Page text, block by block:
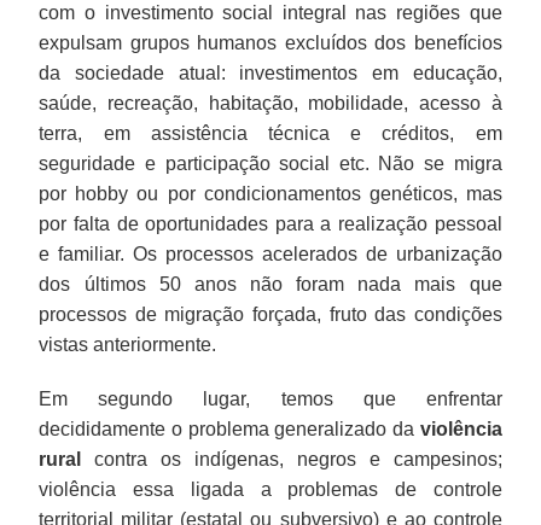
com o investimento social integral nas regiões que
expulsam grupos humanos excluídos dos benefícios
da sociedade atual: investimentos em educação,
saúde, recreação, habitação, mobilidade, acesso à
terra, em assistência técnica e créditos, em
seguridade e participação social etc. Não se migra
por hobby ou por condicionamentos genéticos, mas
por falta de oportunidades para a realização pessoal
e familiar. Os processos acelerados de urbanização
dos últimos 50 anos não foram nada mais que
processos de migração forçada, fruto das condições
vistas anteriormente.
Em segundo lugar, temos que enfrentar
decididamente o problema generalizado da violência
rural
contra os indígenas, negros e campesinos;
violência essa ligada a problemas de controle
territorial militar (estatal ou subversivo) e ao controle